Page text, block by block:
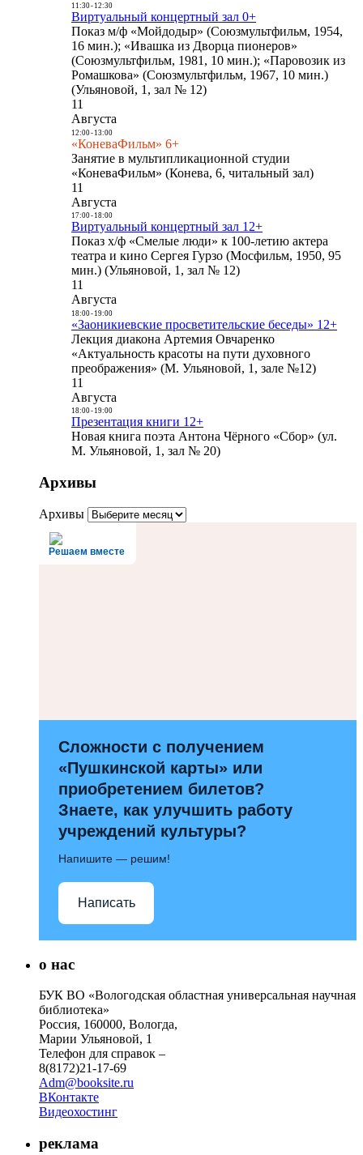
11:30- 12:30
Виртуальный концертный зал 0+
Показ м/ф «Мойдодыр» (Союзмультфильм, 1954,
16 мин.); «Ивашка из Дворца пионеров»
(Союзмультфильм, 1981, 10 мин.); «Паровозик из
Ромашкова» (Союзмультфильм, 1967, 10 мин.)
(Ульяновой, 1, зал № 12)
11
Августа
12:00- 13:00
«КоневаФильм» 6+
Занятие в мультипликационной студии
«КоневаФильм» (Конева, 6, читальный зал)
11
Августа
17:00- 18:00
Виртуальный концертный зал 12+
Показ х/ф «Смелые люди» к 100-летию актера
театра и кино Сергея Гурзо (Мосфильм, 1950, 95
мин.) (Ульяновой, 1, зал № 12)
11
Августа
18:00- 19:00
«Заоникиевские просветительские беседы» 12+
Лекция диакона Артемия Овчаренко
«Актуальность красоты на пути духовного
преображения» (М. Ульяновой, 1, зале №12)
11
Августа
18:00- 19:00
Презентация книги 12+
Новая книга поэта Антона Чёрного «Сбор» (ул.
М. Ульяновой, 1, зал № 20)
Архивы
Архивы
Решаем вместе
Сложности с получением
«Пушкинской карты» или
приобретением билетов?
Знаете, как улучшить работу
учреждений культуры?
Напишите — решим!
Написать
о нас
БУК ВО «Вологодская областная универсальная научная
библиотека»
Россия, 160000, Вологда,
Марии Ульяновой, 1
Телефон для справок –
8(8172)21-17-69
Adm@booksite.ru
ВКонтакте
Видеохостинг
реклама